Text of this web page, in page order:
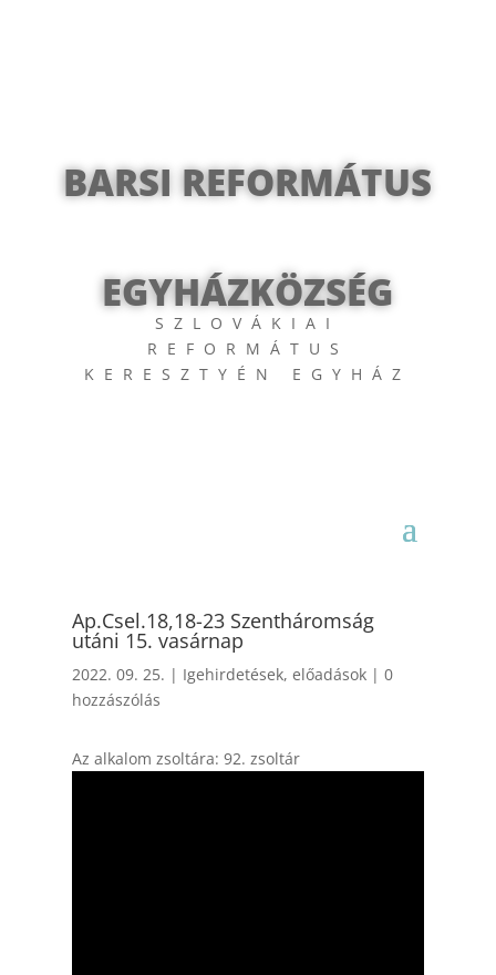
BARSI REFORMÁTUS
EGYHÁZKÖZSÉG
SZLOVÁKIAI
REFORMÁTUS
KERESZTYÉN EGYHÁZ
Ap.Csel.18,18-23 Szentháromság
utáni 15. vasárnap
2022. 09. 25. | Igehirdetések, előadások| 0
hozzászólás
Az alkalom zsoltára: 92. zsoltár